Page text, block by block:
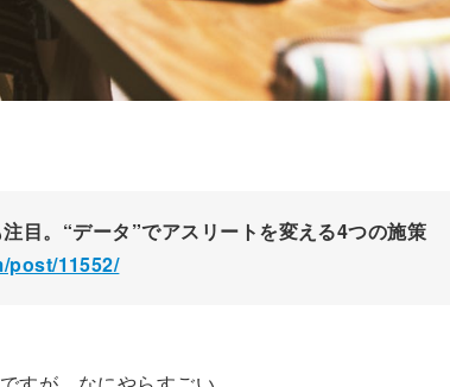
目。“データ”でアスリートを変える4つの施策
post/11552/